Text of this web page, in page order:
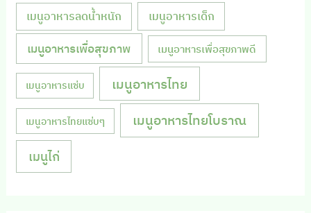
เมนูอาหารลดน้ำหนัก เมนูอาหารเด็ก
เมนูอาหารเพื่อสุขภาพ เมนูอาหารเพื่อสุขภาพดี
เมนูอาหารแซ่บ เมนูอาหารไทย
เมนูอาหารไทยแซ่บๆ เมนูอาหารไทยโบราณ
เมนูไก่